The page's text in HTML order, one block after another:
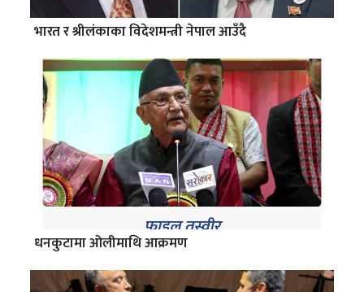
भारत र श्रीलंकाका विदेशमन्त्री नेपाल आउँदै
धनकुटामा ओलीमाथि आक्रमण